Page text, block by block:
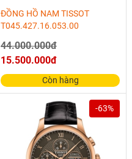
ĐỒNG HỒ NAM TISSOT
T045.427.16.053.00
44.000.000đ
15.500.000đ
Còn hàng
-63%